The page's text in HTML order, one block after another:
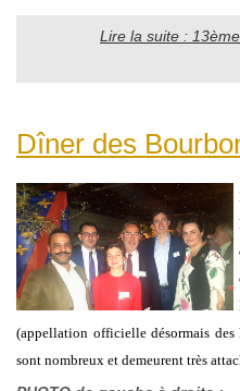
Lire la suite :
Dîner des
(appellation officielle désormais
sont nombreux et demeurent très